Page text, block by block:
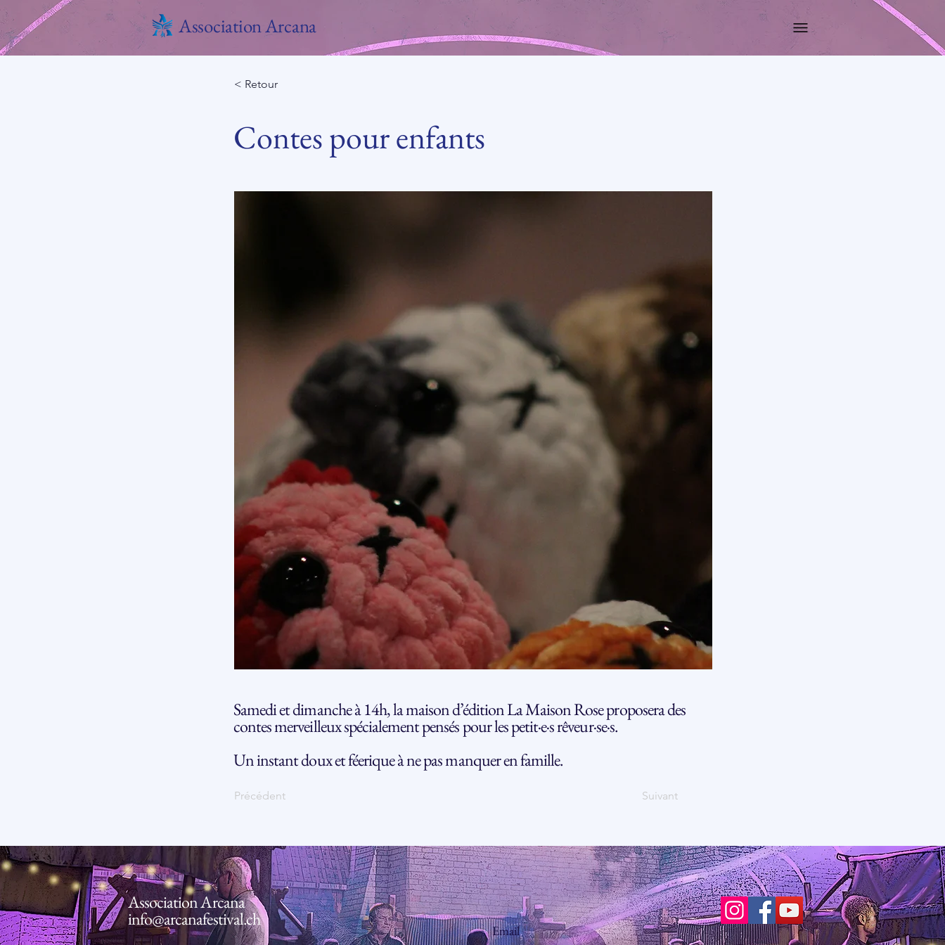
Association Arcana
< Retour
Contes pour enfants
Samedi et dimanche à 14h, la maison d’édition La Maison Rose proposera des
contes merveilleux spécialement pensés pour les petit·e·s rêveur·se·s.
Un instant doux et féerique à ne pas manquer en famille.
Précédent Suivant
Association Arcana
info@arcanafestival.ch
Email